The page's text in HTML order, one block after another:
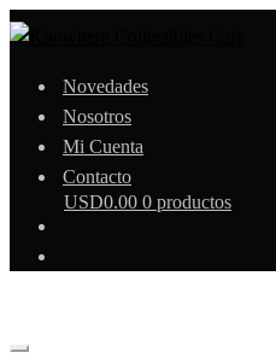
Novedades
Nosotros
Mi Cuenta
Contacto
USD0.00 0 productos